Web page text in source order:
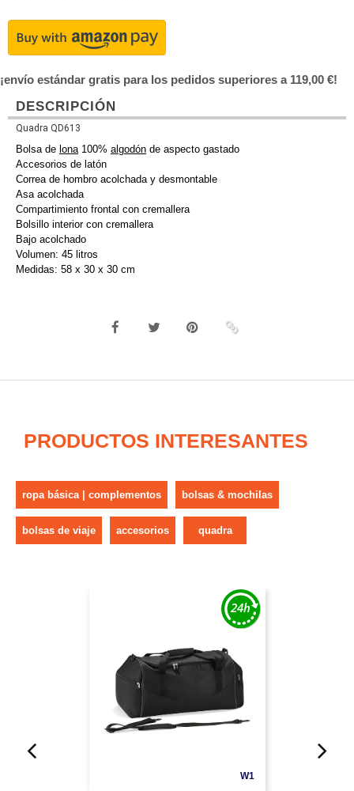
¡envío estándar gratis para los pedidos superiores a 119,00 €!
DESCRIPCIÓN
Quadra QD613
Bolsa de lona100% algodón de aspecto gastado
Accesorios de latón
Correa de hombro acolchada y desmontable
Asa acolchada
Compartimiento frontal con cremallera
Bolsillo interior con cremallera
Bajo acolchado
Volumen: 45 litros
Medidas: 58 x 30 x 30 cm
PRODUCTOS INTERESANTES
ropa básica | complementos bolsas & mochilas
bolsas de viaje accesorios quadra
W1